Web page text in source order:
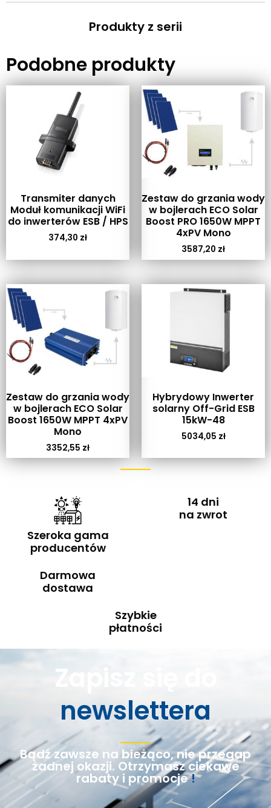
Produkty z serii
Podobne produkty
Transmiter danych
Moduł komunikacji WiFi
do inwerterów ESB / HPS
374,30 zł
Zestaw do grzania wody
w bojlerach ECO Solar
Boost PRO 1650W MPPT
4xPV Mono
3587,20 zł
Zestaw do grzania wody
w bojlerach ECO Solar
Boost 1650W MPPT 4xPV
Mono
3352,55 zł
Hybrydowy Inwerter
solarny Off-Grid ESB
15kW-48
5034,05 zł
Szeroka gama
producentów
14 dni
na zwrot
Darmowa
dostawa
Szybkie
płatności
Zapisz się do
newslettera
Bądź zawsze na bieżąco, nie przegap
żadnej okazji. Otrzymasz ciekawe
rabaty i promocje!